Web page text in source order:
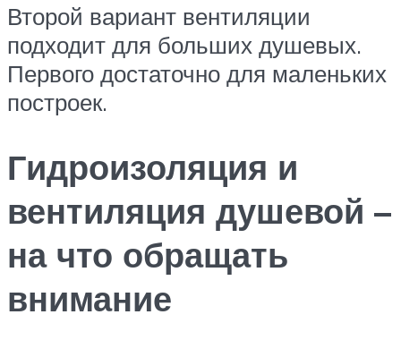
Второй вариант вентиляции
подходит для больших душевых.
Первого достаточно для маленьких
построек.
Гидроизоляция и
вентиляция душевой –
на что обращать
внимание